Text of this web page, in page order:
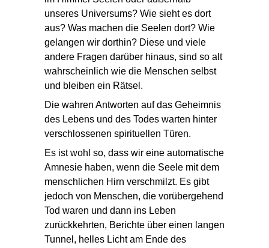
unseres Universums? Wie sieht es dort
aus? Was machen die Seelen dort? Wie
gelangen wir dorthin? Diese und viele
andere Fragen darüber hinaus, sind so alt
wahrscheinlich wie die Menschen selbst
und bleiben ein Rätsel.
Die wahren Antworten auf das Geheimnis
des Lebens und des Todes warten hinter
verschlossenen spirituellen Türen.
Es ist wohl so, dass wir eine automatische
Amnesie haben, wenn die Seele mit dem
menschlichen Hirn verschmilzt. Es gibt
jedoch von Menschen, die vorübergehend
Tod waren und dann ins Leben
zurückkehrten, Berichte über einen langen
Tunnel, helles Licht am Ende des